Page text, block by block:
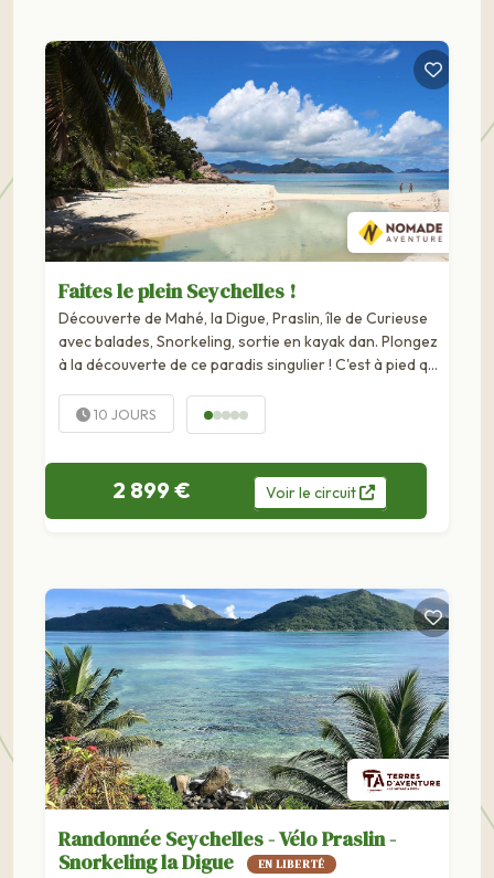
Faites le plein Seychelles !
Découverte de Mahé, la Digue, Praslin, île de Curieuse
avec balades, Snorkeling, sortie en kayak dan. Plongez
à la découverte de ce paradis singulier ! C'est à pied que
véritable chef d'oeuvre...
10 JOURS
2 899 € Voirle circuit
Randonnée Seychelles - Vélo Praslin -
Snorkeling la Digue
EN LIBERTÉ